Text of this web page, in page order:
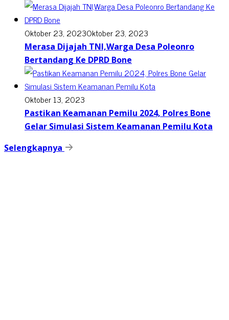
Oktober 23, 2023Oktober 23, 2023
Merasa Dijajah TNI,Warga Desa Poleonro
Bertandang Ke DPRD Bone
Oktober 13, 2023
Pastikan Keamanan Pemilu 2024, Polres Bone
Gelar Simulasi Sistem Keamanan Pemilu Kota
Selengkapnya